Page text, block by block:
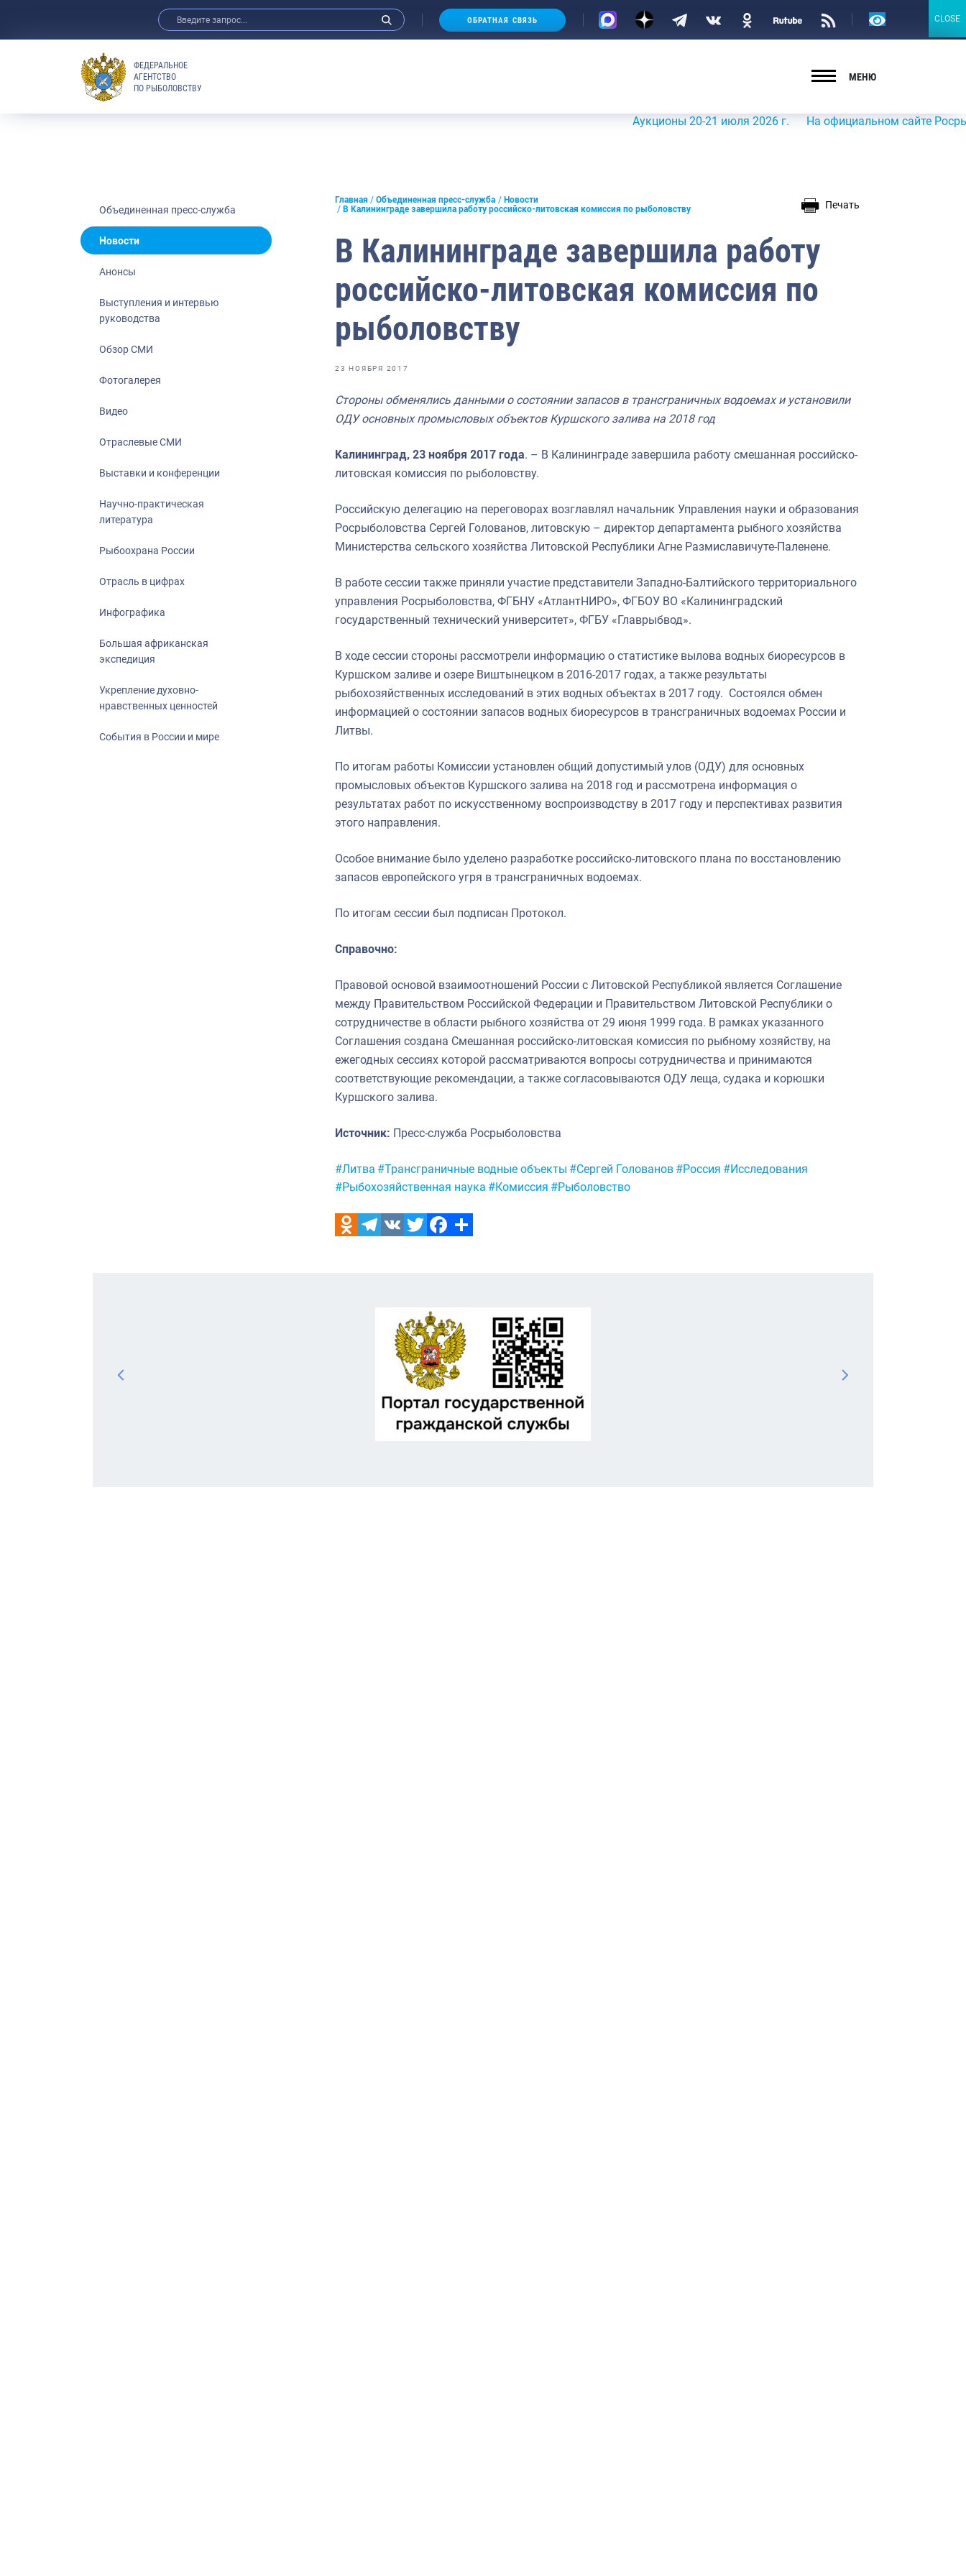
Анонсы
Отраслевые СМИ
Выставки и конференции
Рыбоохрана России
Отрасль в цифрах
Большая африканская экспедиция
ОБРАТНАЯ СВЯЗЬ
Версия
ФЕДЕРАЛЬНОЕ
АГЕНТСТВО
ПО РЫБОЛОВСТВУ
МЕНЮ
Аукционы 20-21 июля 2026 г. На официальном сайте
Объединенная пресс-служба
Новости
Анонсы
Выступления и интервью
руководства
Обзор СМИ
Фотогалерея
Видео
Отраслевые СМИ
Выставки и конференции
Научно-практическая
литература
Рыбоохрана России
Отрасль в цифрах
Инфографика
Большая африканская
экспедиция
Укрепление духовно-
нравственных ценностей
События в России и мире
Главная Объединенная пресс-служба
Новости
В Калининграде завершила работу российско-литовская комиссия по рыболовству
Печать
В Калининграде завершила работу
российско-литовская комиссия по
рыболовству
23 НОЯБРЯ 2017
Стороны обменялись данными о состоянии запасов в трансграничных водоемах и установили
ОДУ основных промысловых объектов Куршского залива на 2018 год
Калининград, 23 ноября 2017 года. – В Калининграде завершила работу смешанная российско-
литовская комиссия по рыболовству.
Российскую делегацию на переговорах возглавлял начальник Управления науки и образования
Росрыболовства Сергей Голованов, литовскую – директор департамента рыбного хозяйства
Министерства сельского хозяйства Литовской Республики Агне Размиславичуте-Паленене.
В работе сессии также приняли участие представители Западно-Балтийского территориального
управления Росрыболовства, ФГБНУ «АтлантНИРО», ФГБОУ ВО «Калининградский
государственный технический университет», ФГБУ «Главрыбвод».
В ходе сессии стороны рассмотрели информацию о статистике вылова водных биоресурсов в
Куршском заливе и озере Виштынецком в 2016-2017 годах, а также результаты
рыбохозяйственных исследований в этих водных объектах в 2017 году. Состоялся обмен
информацией о состоянии запасов водных биоресурсов в трансграничных водоемах России и
Литвы.
По итогам работы Комиссии установлен общий допустимый улов (ОДУ) для основных
промысловых объектов Куршского залива на 2018 год и рассмотрена информация о
результатах работ по искусственному воспроизводству в 2017 году и перспективах развития
этого направления.
Особое внимание было уделено разработке российско-литовского плана по восстановлению
запасов европейского угря в трансграничных водоемах.
По итогам сессии был подписан Протокол.
Справочно:
Правовой основой взаимоотношений России с Литовской Республикой является Соглашение
между Правительством Российской Федерации и Правительством Литовской Республики о
сотрудничестве в области рыбного хозяйства от 29 июня 1999 года. В рамках указанного
Соглашения создана Смешанная российско-литовская комиссия по рыбному хозяйству, на
ежегодных сессиях которой рассматриваются вопросы сотрудничества и принимаются
соответствующие рекомендации, а также согласовываются ОДУ леща, судака и корюшки
Куршского залива.
Источник: Пресс-служба Росрыболовства
Метки:
#Литва #Трансграничные водные объекты #Сергей Голованов #Россия #Исследования
#Рыбохозяйственная наука #Комиссия #Рыболовство
CLOSE
CLOSE